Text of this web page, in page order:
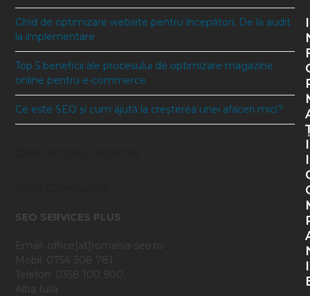
Ghid de optimizare website pentru începători: De la audit
la implementare
Top 5 beneficii ale procesului de optimizare magazine
online pentru e-commerce
Ce este SEO și cum ajută la creșterea unei afaceri mici?
SEO SERVICES PLUS
Email: office[at]romania-seo.ro
Mobil: 0754 308 781
Telefon: 0358 100 900
Alba Iulia
I
I
I
I